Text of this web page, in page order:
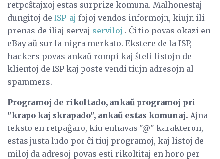
retpoŝtajxoj estas surprize komuna. Malhonestaj
dungitoj de ISP-aj fojoj vendos informojn, kiujn ili
prenas de iliaj servaj serviloj . Ĉi tio povas okazi en
eBay aŭ sur la nigra merkato. Ekstere de la ISP,
hackers povas ankaŭ rompi kaj ŝteli listojn de
klientoj de ISP kaj poste vendi tiujn adresojn al
spammers.
Programoj de rikoltado, ankaŭ programoj pri
"krapo kaj skrapado", ankaŭ estas komunaj. Ajna
teksto en retpaĝaro, kiu enhavas "@" karakteron,
estas justa ludo por ĉi tiuj programoj, kaj listoj de
miloj da adresoj povas esti rikoltitaj en horo per